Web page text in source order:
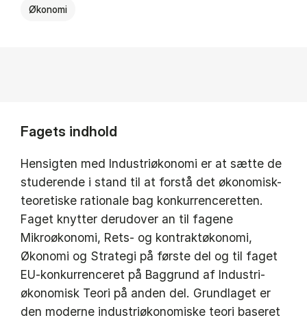
Økonomi
Fagets indhold
Hensigten med Industriøkonomi er at sætte de
studerende i stand til at forstå det økonomisk-
teoretiske rationale bag konkurrenceretten.
Faget knytter derudover an til fagene
Mikroøkonomi, Rets- og kontraktøkonomi,
Økonomi og Strategi på første del og til faget
EU-konkurrenceret på Baggrund af Industri-
økonomisk Teori på anden del. Grundlaget er
den moderne industriøkonomiske teori baseret